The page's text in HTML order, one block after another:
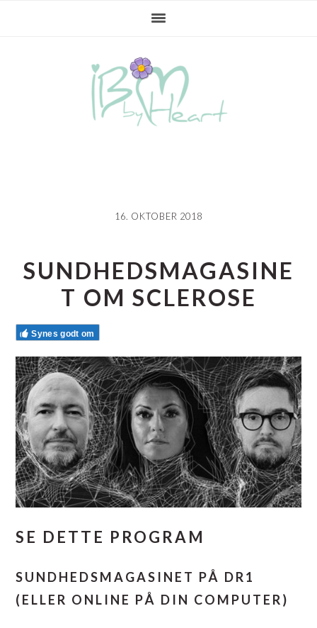
16. OKTOBER 2018
SUNDHEDSMAGASINE
T OM SCLEROSE
Synes godt om
SE DETTE PROGRAM
SUNDHEDSMAGASINET PÅ DR1
(ELLER ONLINE PÅ DIN COMPUTER)